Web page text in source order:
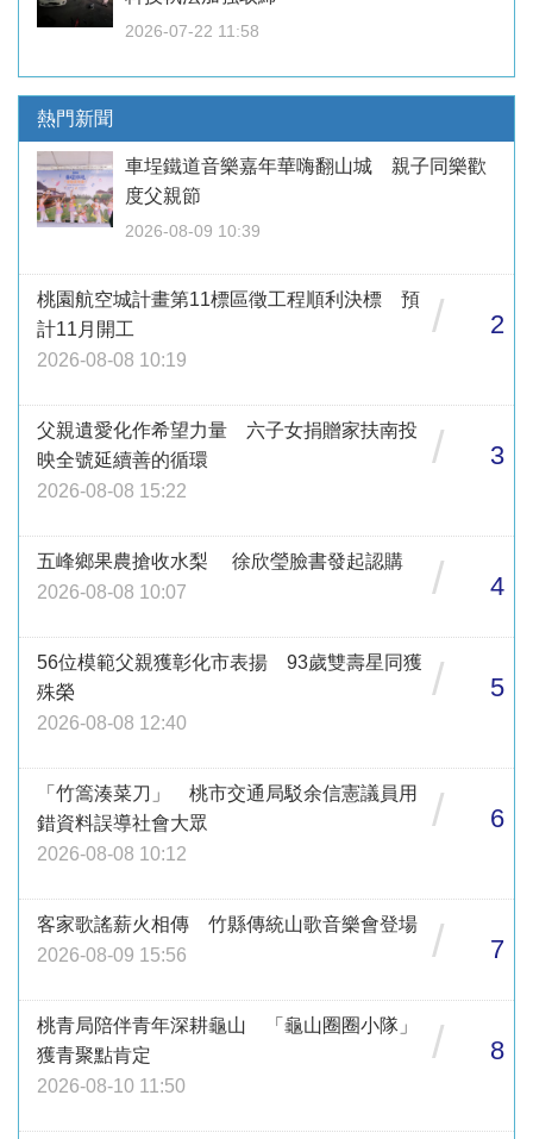
2026-07-22 11:58
熱門新聞
車埕鐵道音樂嘉年華嗨翻山城 親子同樂歡
度父親節
2026-08-09 10:39
桃園航空城計畫第11標區徵工程順利決標 預
計11月開工
2026-08-08 10:19
/ 2
父親遺愛化作希望力量 六子女捐贈家扶南投
映全號延續善的循環
2026-08-08 15:22
/ 3
五峰鄉果農搶收水梨 徐欣瑩臉書發起認購
2026-08-08 10:07
/ 4
56位模範父親獲彰化市表揚 93歲雙壽星同獲
殊榮
2026-08-08 12:40
/ 5
「竹篙湊菜刀」 桃市交通局駁余信憲議員用
錯資料誤導社會大眾
2026-08-08 10:12
/ 6
客家歌謠薪火相傳 竹縣傳統山歌音樂會登場
2026-08-09 15:56
/ 7
桃青局陪伴青年深耕龜山 「龜山圈圈小隊」
獲青聚點肯定
2026-08-10 11:50
/ 8